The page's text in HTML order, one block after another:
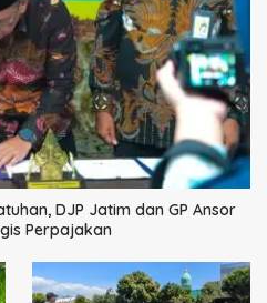
DJP Jatim dan GP Ansor
Perpajakan